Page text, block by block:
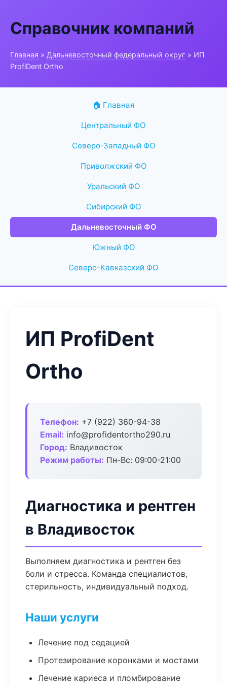
Справочник компаний
Главная » Дальневосточный федеральный округ » ИП
ProfiDent Ortho
🏠 Главная
Центральный ФО
Северо-Западный ФО
Приволжский ФО
Уральский ФО
Сибирский ФО
Дальневосточный ФО
Южный ФО
Северо-Кавказский ФО
ИП ProfiDent
Ortho
Телефон: +7 (922) 360-94-38
Email: info@profidentortho290.ru
Город: Владивосток
Режим работы: Пн-Вс: 09:00-21:00
Диагностика и рентген
в Владивосток
Выполняем диагностика и рентген без
боли и стресса. Команда специалистов,
стерильность, индивидуальный подход.
Наши услуги
Лечение под седацией
Протезирование коронками и мостами
Лечение кариеса и пломбирование